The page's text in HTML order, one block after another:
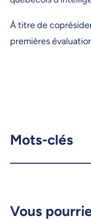
À titre de
premières
Mots-clés
Vous